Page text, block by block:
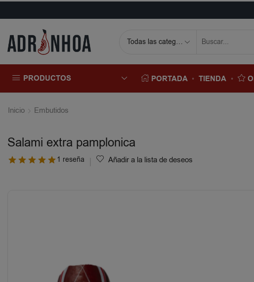
PRODUCTOS PORTADA TIENDA
Inicio Embutidos
Salami extra pamplonica
1 reseña Añadir a la lista de deseos